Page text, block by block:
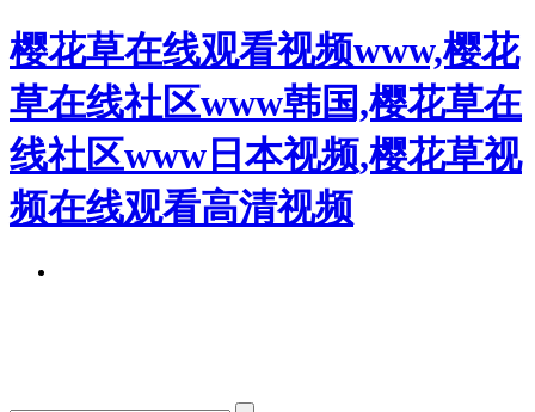
樱花草在线观看视频www,樱花
草在线社区www韩国,樱花草在
线社区www日本视频,樱花草视
频在线观看高清视频